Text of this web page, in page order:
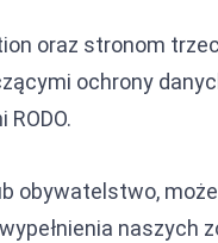
oraz stronom
ochrony
obywatelstwo,
naszych